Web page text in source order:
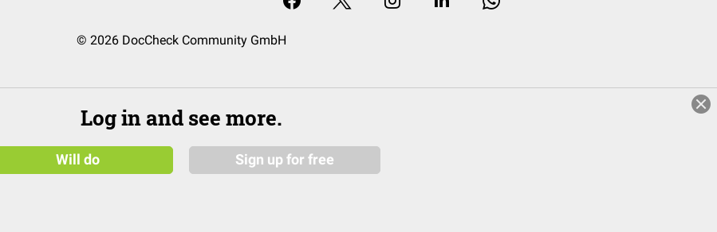
© 2026 DocCheck Community GmbH
Log in and see more.
Will do Sign up for free